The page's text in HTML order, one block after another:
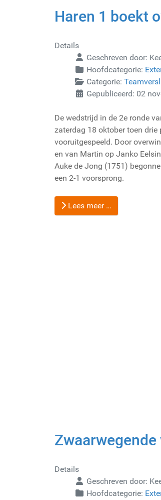
Haren 1 boekt
Details
Geschreven door:
Hoofdcategorie:
Categorie:
Gepubliceerd: 02
De wedstrijd in de 2e ronde
zaterdag 18 oktober toen
vooruitgespeeld. Door
en van Martin op Janko
Auke de Jong (1751)
een 2-1 voorsprong.
Lees meer …
Zwaarwegende
Details
Geschreven door:
Hoofdcategorie: